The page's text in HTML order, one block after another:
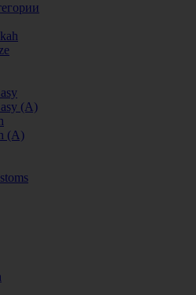
(А)
(А)